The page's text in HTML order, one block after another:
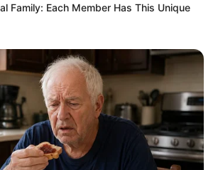
Family: Each Member Has This Unique